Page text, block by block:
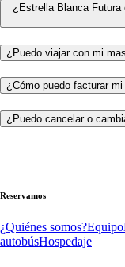
¿Estrella Blanca
¿Puedo viajar con mi
¿Cómo puedo facturar
¿Puedo cancelar o
Reservamos
¿Quiénes somos?Equipo
autobúsHospedaje